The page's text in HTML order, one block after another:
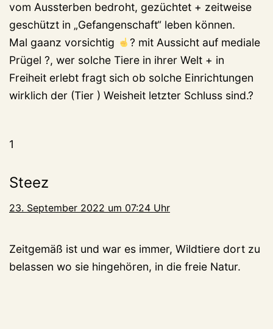
vom Aussterben bedroht, gezüchtet + zeitweise
geschützt in „Gefangenschaft“ leben können.
Mal gaanz vorsichtig
? mit Aussicht auf mediale
Prügel ?, wer solche Tiere in ihrer Welt + in
Freiheit erlebt fragt sich ob solche Einrichtungen
wirklich der (Tier ) Weisheit letzter Schluss sind.?
1
Steez
23. September 2022 um 07:24 Uhr
Zeitgemäß ist und war es immer, Wildtiere dort zu
belassen wo sie hingehören, in die freie Natur.